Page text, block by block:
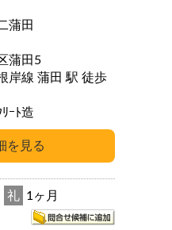
蒲田
蒲田5
蒲田 駅 徒歩
ｰﾄ造
礼 1ヶ月